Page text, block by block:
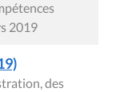
2019
des